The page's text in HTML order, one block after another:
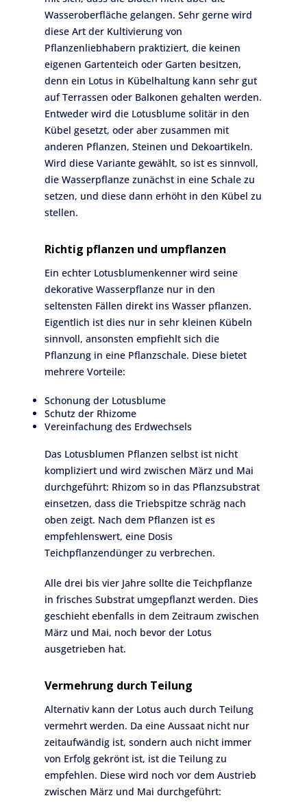
Wasseroberfläche gelangen. Sehr gerne wird
diese Art der Kultivierung von
Pflanzenliebhabern praktiziert, die keinen
eigenen Gartenteich oder Garten besitzen,
denn ein Lotus in Kübelhaltung kann sehr gut
auf Terrassen oder Balkonen gehalten werden.
Entweder wird die Lotusblume solitär in den
Kübel gesetzt, oder aber zusammen mit
anderen Pflanzen, Steinen und Dekoartikeln.
Wird diese Variante gewählt, so ist es sinnvoll,
die Wasserpflanze zunächst in eine Schale zu
setzen, und diese dann erhöht in den Kübel zu
stellen.
Richtig pflanzen und umpflanzen
Ein echter Lotusblumenkenner wird seine
dekorative Wasserpflanze nur in den
seltensten Fällen direkt ins Wasser pflanzen.
Eigentlich ist dies nur in sehr kleinen Kübeln
sinnvoll, ansonsten empfiehlt sich die
Pflanzung in eine Pflanzschale. Diese bietet
mehrere Vorteile:
Schonung der Lotusblume
Schutz der Rhizome
Vereinfachung des Erdwechsels
Das Lotusblumen Pflanzen selbst ist nicht
kompliziert und wird zwischen März und Mai
durchgeführt: Rhizom so in das Pflanzsubstrat
einsetzen, dass die Triebspitze schräg nach
oben zeigt. Nach dem Pflanzen ist es
empfehlenswert, eine Dosis
Teichpflanzendünger zu verbrechen.
Alle drei bis vier Jahre sollte die Teichpflanze
in frisches Substrat umgepflanzt werden. Dies
geschieht ebenfalls in dem Zeitraum zwischen
März und Mai, noch bevor der Lotus
ausgetrieben hat.
Vermehrung durch Teilung
Alternativ kann der Lotus auch durch Teilung
vermehrt werden. Da eine Aussaat nicht nur
zeitaufwändig ist, sondern auch nicht immer
von Erfolg gekrönt ist, ist die Teilung zu
empfehlen. Diese wird noch vor dem Austrieb
zwischen März und Mai durchgeführt: